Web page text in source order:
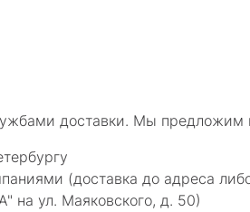
доставки. Мы
(доставка до адреса
ул. Маяковского, д. 50)